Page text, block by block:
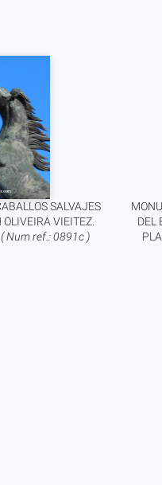
SALVAJES
OLIVEIRA VIEITEZ.
( Num ref.: 0891c )
DEL